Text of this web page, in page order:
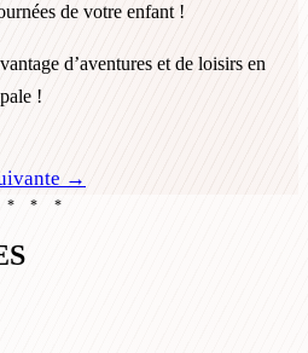
de votre enfant !
d’aventures et de loisirs en
!
→
* * *